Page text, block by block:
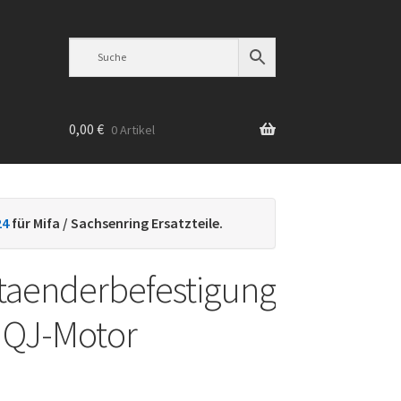
0,00 € 0 Artikel
für Mifa / Sachsenring Ersatzteile.
Motor